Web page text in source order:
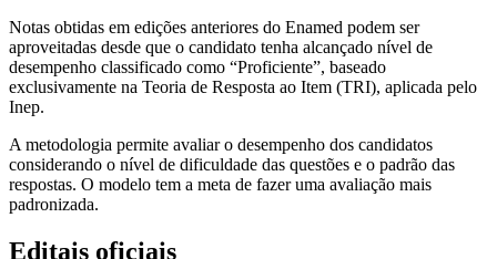
Notas obtidas em edições anteriores do Enamed podem ser
aproveitadas desde que o candidato tenha alcançado nível de
desempenho classificado como “Proficiente”, baseado
exclusivamente na Teoria de Resposta ao Item (TRI), aplicada pelo
Inep.
A metodologia permite avaliar o desempenho dos candidatos
considerando o nível de dificuldade das questões e o padrão das
respostas. O modelo tem a meta de fazer uma avaliação mais
padronizada.
Editais oficiais